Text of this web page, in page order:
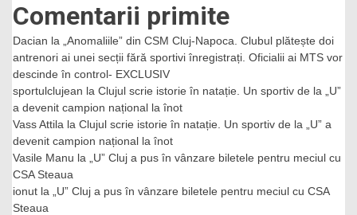
Comentarii primite
Dacian la
„Anomaliile” din CSM Cluj-Napoca. Clubul plătește doi
antrenori ai unei secții fără sportivi înregistrați. Oficialii ai MTS vor
descinde în control- EXCLUSIV
sportulclujean la Clujul scrie istorie în natație. Un sportiv de la „U”
a devenit campion național la înot
Vass Attila la Clujul scrie istorie în natație. Un sportiv de la „U” a
devenit campion național la înot
Vasile Manu la
„U” Cluj a pus în vânzare biletele pentru meciul cu
CSA Steaua
ionut la
„U” Cluj a pus în vânzare biletele pentru meciul cu CSA
Steaua